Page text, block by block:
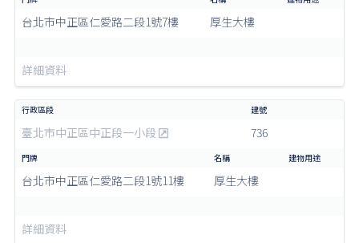
台北市中正區仁愛路二段1號7樓 厚生大樓
詳細資料
臺北市中正區中正段一小段 736
台北市中正區仁愛路二段1號11樓 厚生大樓
詳細資料